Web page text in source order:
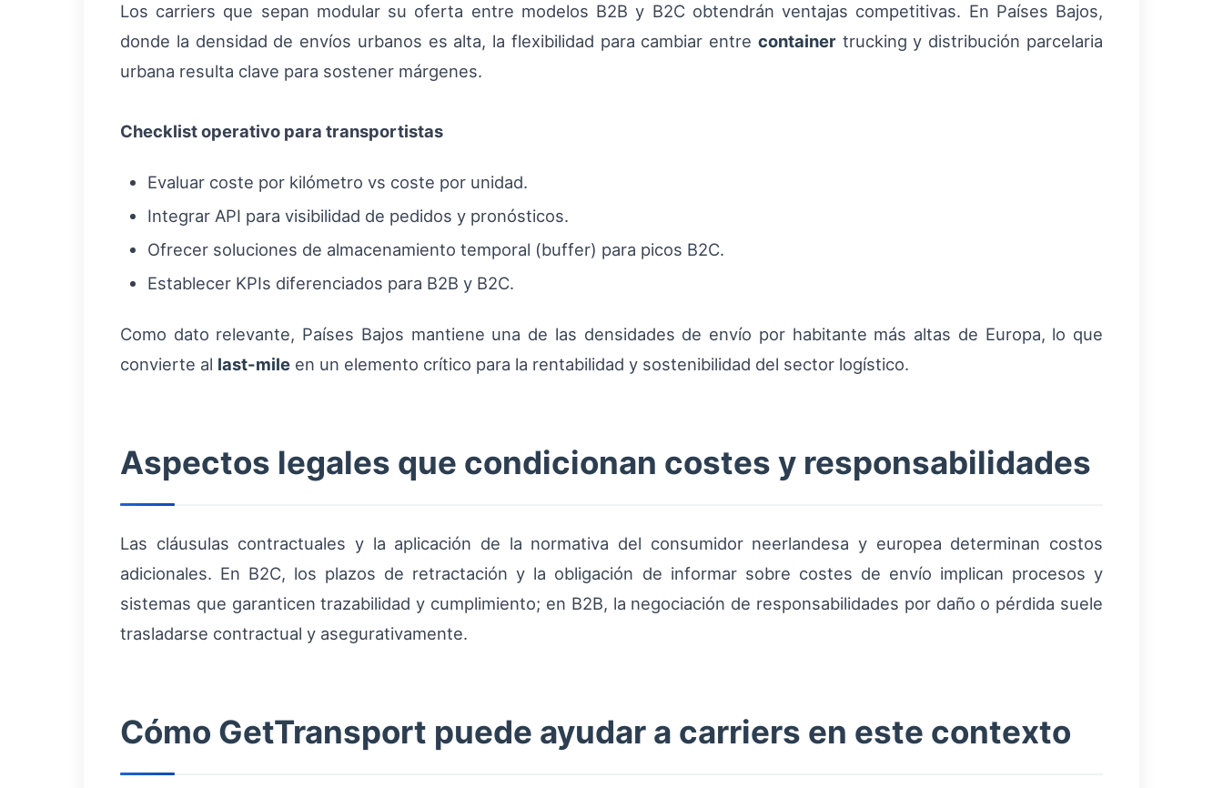
Los carriers que sepan modular su oferta entre modelos B2B y B2C obtendrán ventajas competitivas. En Países Bajos,
donde la densidad de envíos urbanos es alta, la flexibilidad para cambiar entre containertrucking y distribución parcelaria
urbana resulta clave para sostener márgenes.
Checklist operativo para transportistas
Evaluar coste por kilómetro vs coste por unidad.
Integrar API para visibilidad de pedidos y pronósticos.
Ofrecer soluciones de almacenamiento temporal (buffer) para picos B2C.
Establecer KPIs diferenciados para B2B y B2C.
Como dato relevante, Países Bajos mantiene una de las densidades de envío por habitante más altas de Europa, lo que
convierte al last-mile en un elemento crítico para la rentabilidad y sostenibilidad del sector logístico.
Aspectos legales que condicionan costes y responsabilidades
Las cláusulas contractuales y la aplicación de la normativa del consumidor neerlandesa y europea determinan costos
adicionales. En B2C, los plazos de retractación y la obligación de informar sobre costes de envío implican procesos y
sistemas que garanticen trazabilidad y cumplimiento; en B2B, la negociación de responsabilidades por daño o pérdida suele
trasladarse contractual y asegurativamente.
Cómo GetTransport puede ayudar a carriers en este contexto